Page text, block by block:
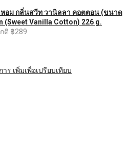
อม กลิ่นสวีท วานิลลา คอตตอน (ขนาด
(Sweet Vanilla Cotton) 226 g.
ติ ฿289
าร เพิ่มเพื่อเปรียบเทียบ